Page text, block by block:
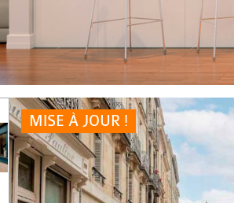
MISE À JOUR !